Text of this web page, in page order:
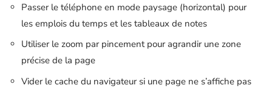
Passer le téléphone en mode paysage (horizontal) pour
les emplois du temps et les tableaux de notes
Utiliser le zoom par pincement pour agrandir une zone
précise de la page
Vider le cache du navigateur si une page ne s’affiche pas